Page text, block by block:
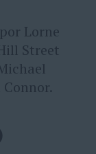
Lorne
Street